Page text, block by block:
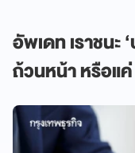
อัพเดท เราชนะ
ถ้วนหน้า หรือแ